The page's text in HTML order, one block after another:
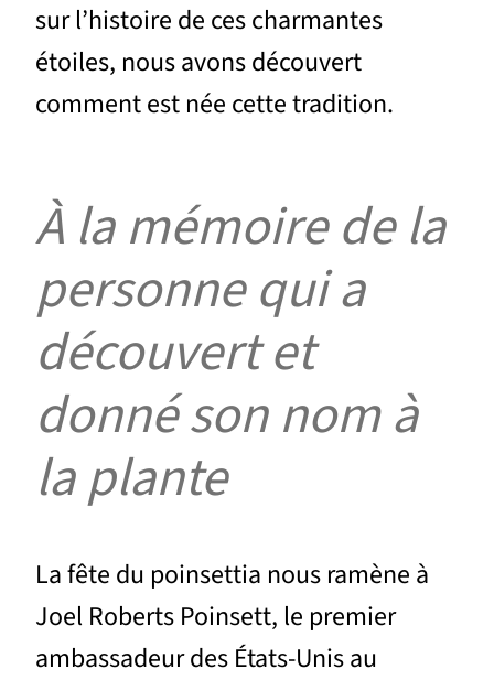
sur l’histoire de ces charmantes
étoiles, nous avons découvert
comment est née cette tradition.
À la mémoire de la
personne qui a
découvert et
donné son nom à
la plante
La fête du poinsettia nous ramène à
Joel Roberts Poinsett, le premier
ambassadeur des États-Unis au